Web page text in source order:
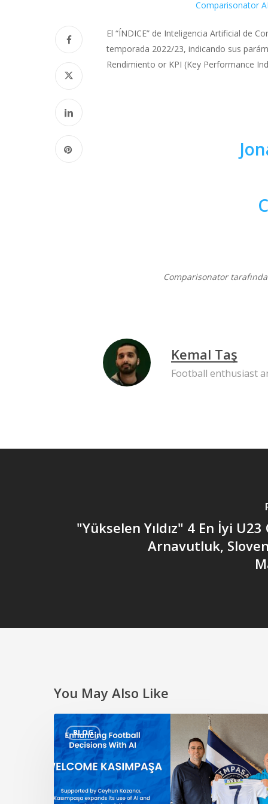
Comparisonator
El “ÍNDICE” de Inteligencia Artificial de
temporada 2022/23, indicando sus
Rendimiento or KPI (Key Performance
Comparisonator
Kemal Taş
Football enthusiast
"Yükselen Yıldız" 4 En İyi
Arnavutluk,
You May Also Like
BLOG
Yapay
Zeka
Futbol
Kararlarının
Geliştirilmesi